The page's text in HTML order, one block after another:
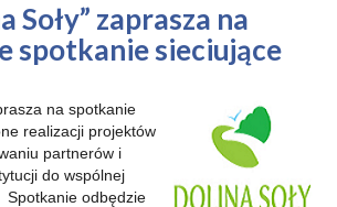
Soły” zaprasza na
spotkanie sieciujące
na spotkanie
realizacji projektów
partnerów i
do wspólnej
odbędzie